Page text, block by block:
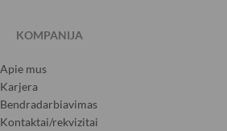
KOMPANIJA
Apie mus
Karjera
Bendradarbiavimas
Kontaktai/rekvizitai